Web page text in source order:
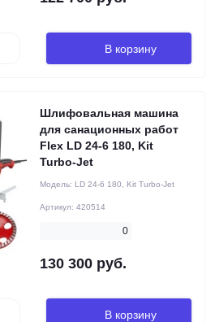
В корзину
Шлифовальная машина
для санационных работ
Flex LD 24-6 180, Kit
Turbo-Jet
Модель: LD 24-6 180, Kit Turbo-Jet
Артикул: 420514
0
130 300 руб.
В корзину